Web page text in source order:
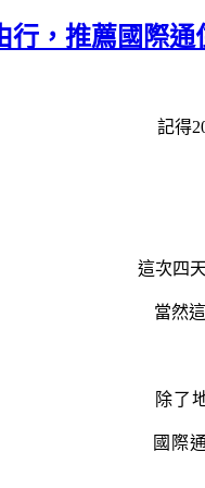
行，推薦國際
記得
這次四
當然
除了
國際